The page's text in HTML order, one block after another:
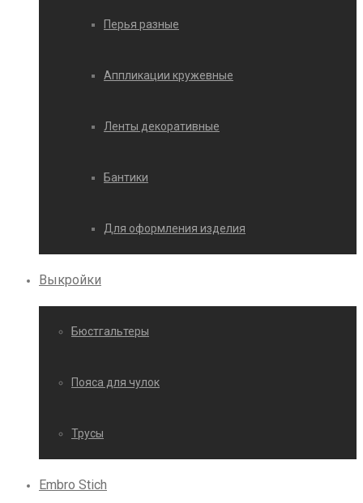
Перья разные
Аппликации кружевные
Ленты декоративные
Бантики
Для оформления изделия
Выкройки
Бюстгальтеры
Пояса для чулок
Трусы
Embro Stich